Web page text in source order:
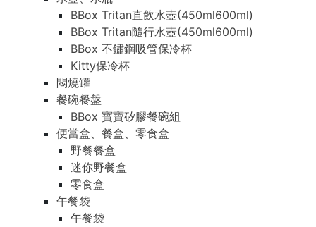
BBox Tritan直飲水壺(450ml600ml)
BBox Tritan隨行水壺(450ml600ml)
BBox 不鏽鋼吸管保冷杯
Kitty保冷杯
悶燒罐
餐碗餐盤
BBox 寶寶矽膠餐碗組
便當盒、餐盒、零食盒
野餐餐盒
迷你野餐盒
零食盒
午餐袋
午餐袋